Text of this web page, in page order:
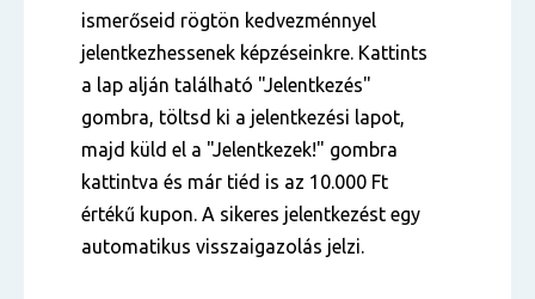
ismerőseid rögtön kedvezménnyel
jelentkezhessenek képzéseinkre. Kattints
a lap alján található "Jelentkezés"
gombra, töltsd ki a jelentkezési lapot,
majd küld el a "Jelentkezek!" gombra
kattintva és már tiéd is az 10.000 Ft
értékű kupon. A sikeres jelentkezést egy
automatikus visszaigazolás jelzi.